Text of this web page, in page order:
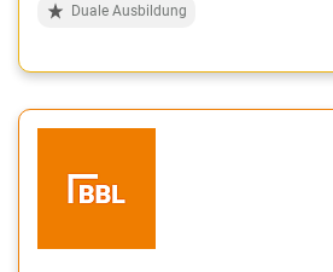
Duale Ausbildung